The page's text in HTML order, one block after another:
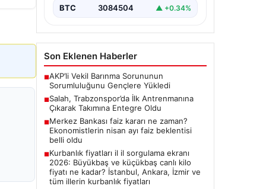
BTC 3084504 ▲ +0.34%
Son Eklenen Haberler
■AKP’li Vekil Barınma Sorununun
Sorumluluğunu Gençlere Yükledi
■Salah, Trabzonspor’da İlk Antrenmanına
Çıkarak Takımına Entegre Oldu
■Merkez Bankası faiz kararı ne zaman?
Ekonomistlerin nisan ayı faiz beklentisi
belli oldu
■Kurbanlık fiyatları il il sorgulama ekranı
2026: Büyükbaş ve küçükbaş canlı kilo
fiyatı ne kadar? İstanbul, Ankara, İzmir ve
tüm illerin kurbanlık fiyatları